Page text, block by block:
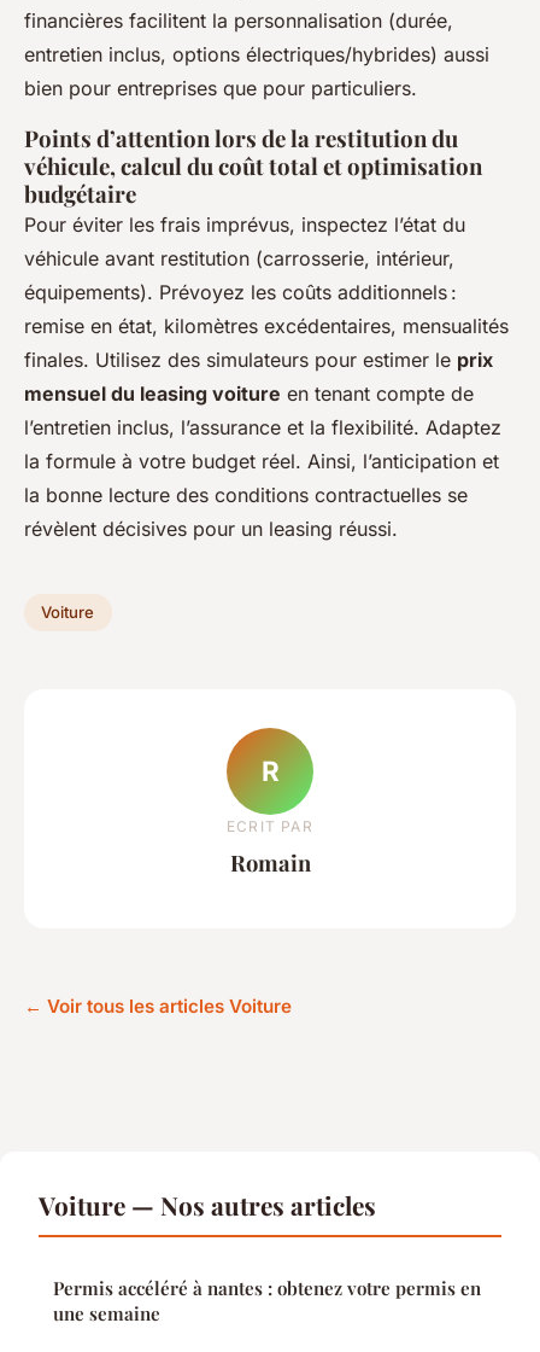
financières facilitent la personnalisation (durée,
entretien inclus, options électriques/hybrides) aussi
bien pour entreprises que pour particuliers.
Points d’attention lors de la restitution du
véhicule, calcul du coût total et optimisation
budgétaire
Pour éviter les frais imprévus, inspectez l’état du
véhicule avant restitution (carrosserie, intérieur,
équipements). Prévoyez les coûts additionnels :
remise en état, kilomètres excédentaires, mensualités
finales. Utilisez des simulateurs pour estimer le prix
mensuel du leasing voiture en tenant compte de
l’entretien inclus, l’assurance et la flexibilité. Adaptez
la formule à votre budget réel. Ainsi, l’anticipation et
la bonne lecture des conditions contractuelles se
révèlent décisives pour un leasing réussi.
Voiture
R
ECRIT PAR
Romain
← Voir tous les articles Voiture
Voiture — Nos autres articles
Permis accéléré à nantes : obtenez votre permis en
une semaine